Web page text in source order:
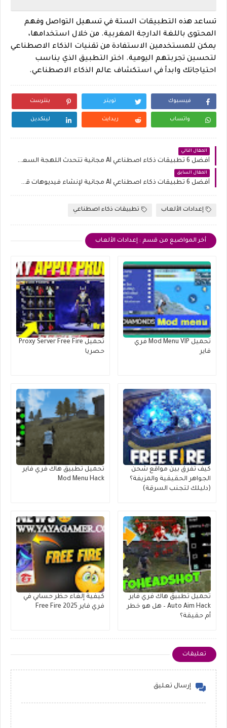
تساعد هذه التطبيقات الستة في تسهيل التواصل وفهم
المحتوى باللغة الدارجة المغربية. من خلال استخدامها،
يمكن للمستخدمين الاستفادة من تقنيات الذكاء الاصطناعي
لتحسين تجربتهم اليومية. اختر التطبيق الذي يناسب
احتياجاتك وابدأ في استكشاف عالم الذكاء الاصطناعي.
فيسبوك تويتر بنترست
واتساب ريدايت لينكدين
المقال التالي
أفضل 6 تطبيقات ذكاء اصطناعي AI مجانية تتحدث اللهجة السعودية بطلاقة
المقال السابق
أفضل 6 تطبيقات ذكاء اصطناعي AI مجانية لإنشاء فيديوهات قصيرة على فيسبوك والربح منها
إعدادات الألعاب تطبيقات ذكاء اصطناعي
أخر المواضيع من قسم : إعدادات الألعاب
تحميل Mod Menu VIP فري
فاير
تحميل Proxy Server Free Fire
حصريا
كيف تفرق بين مواقع شحن
الجواهر الحقيقية والمزيفة؟
(دليلك لتجنب السرقة)
تحميل تطبيق هاك فري فاير
Mod Menu Hack
تحميل تطبيق هاك فري فاير
Auto Aim Hack – هل هو خطر
أم حقيقة؟
كيفية إلغاء حظر حسابي في
فري فاير Free Fire 2025
تعليقات
إرسال تعليق